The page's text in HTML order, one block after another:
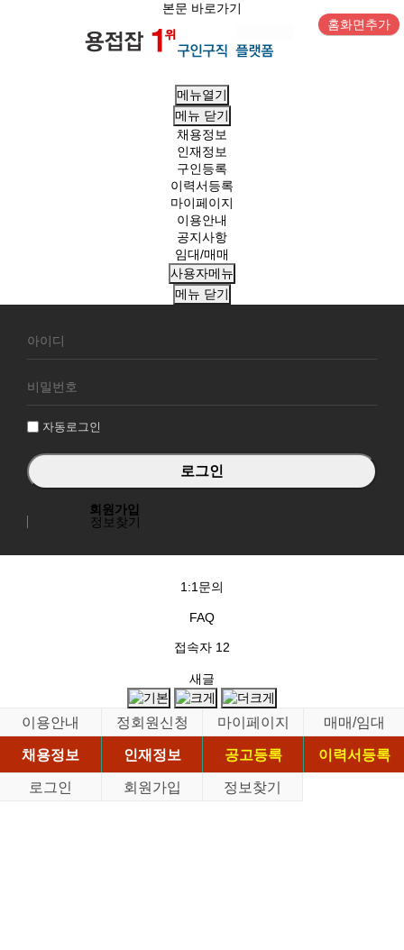
본문 바로가기
홈화면추가
메뉴열기
메뉴 닫기
채용정보
인재정보
구인등록
이력서등록
마이페이지
이용안내
공지사항
임대/매매
사용자메뉴
메뉴 닫기
원
그
자동로그인
회원가입
정보찾기
1:1문의
FAQ
접속자 12
새글
이용안내 정회원신청 마이페이지
매매/임대
채용정보
인재정보 공고등록
이력서등록
로그인
회원가입 정보찾기